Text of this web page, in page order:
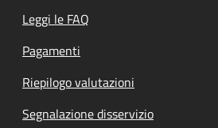
Leggi le FAQ
Pagamenti
Riepilogo valutazioni
Segnalazione disservizio